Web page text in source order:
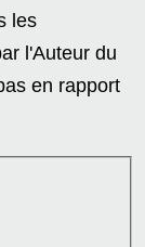
les
l'Auteur du
en rapport